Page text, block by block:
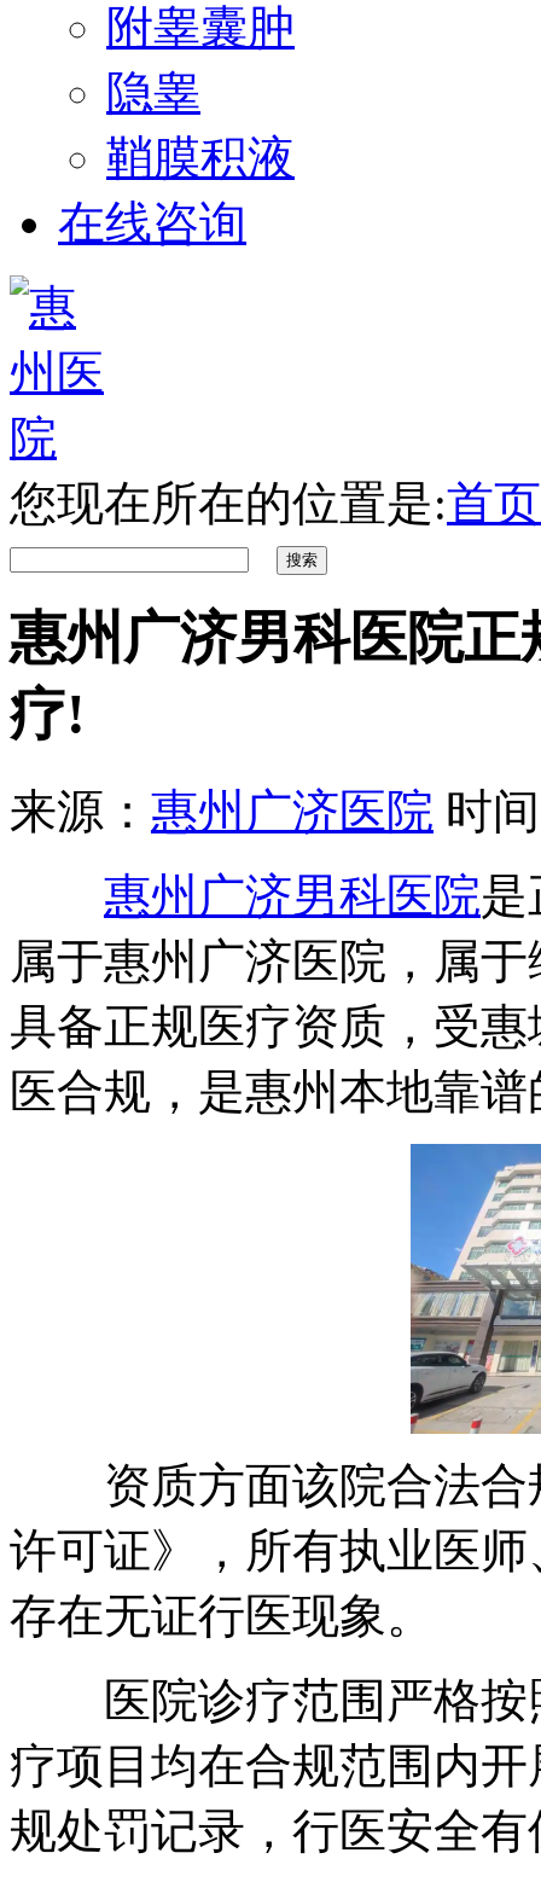
附睾囊肿
隐睾
鞘膜积液
在线咨询
您现在所在的位置是:首页
惠州广济男科医院
疗!
来源： 惠州广济医院 时
惠州广济男科医院是
属于惠州广济医院，属
具备正规医疗资质，受
医合规，是惠州本地靠
资质方面该院合法合
许可证》，所有执业医
存在无证行医现象。
医院诊疗范围严格按
疗项目均在合规范围内
规处罚记录，行医安全有